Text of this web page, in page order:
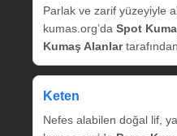
Parlak ve zarif yüzeyiyle
kumas.org’da Spot
Kumaş Alanlar
Keten
Nefes alabilen doğal lif,